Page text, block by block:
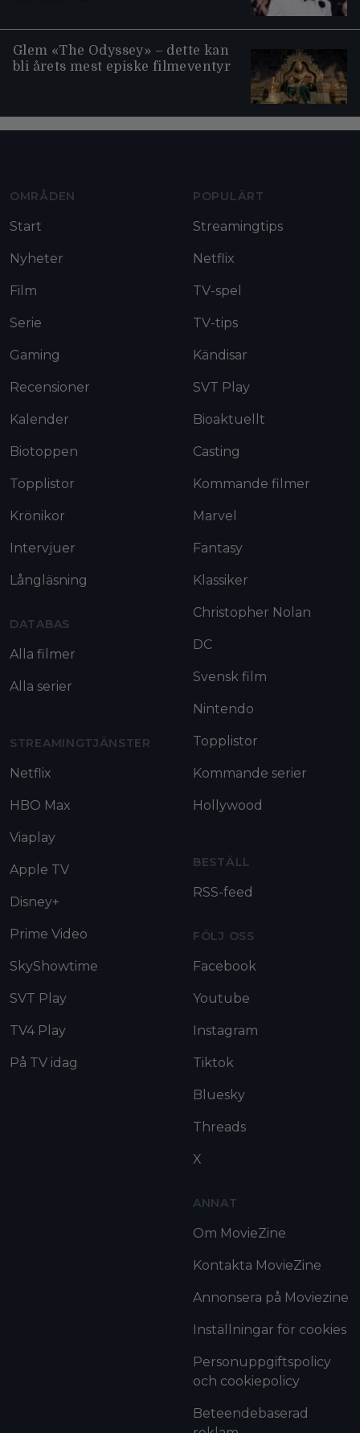
Glem «The Odyssey» – dette kan
bli årets mest episke filmeventyr
OMRÅDEN
Start
Nyheter
Film
Serie
Gaming
Recensioner
Kalender
Biotoppen
Topplistor
Krönikor
Intervjuer
Långläsning
DATABAS
Alla filmer
Alla serier
STREAMINGTJÄNSTER
Netflix
HBO Max
Viaplay
Apple TV
Disney+
Prime Video
SkyShowtime
SVT Play
TV4 Play
På TV idag
POPULÄRT
Streamingtips
Netflix
TV-spel
TV-tips
Kändisar
SVT Play
Bioaktuellt
Casting
Kommande filmer
Marvel
Fantasy
Klassiker
Christopher Nolan
DC
Svensk film
Nintendo
Topplistor
Kommande serier
Hollywood
BESTÄLL
RSS-feed
FÖLJ OSS
Facebook
Youtube
Instagram
Tiktok
Bluesky
Threads
X
ANNAT
Om MovieZine
Kontakta MovieZine
Annonsera på Moviezine
Inställningar för cookies
Personuppgiftspolicy
och cookiepolicy
Beteendebaserad